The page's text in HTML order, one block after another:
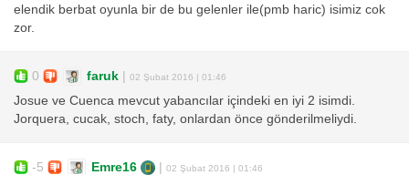
elendik berbat oyunla bir de bu gelenler ile(pmb haric) isimiz cok
zor.
0 faruk 02 Şubat 2016 | 01:46
Josue ve Cuenca mevcut yabancılar içindeki en iyi 2 isimdi.
Jorquera, cucak, stoch, faty, onlardan önce gönderilmeliydi.
-5 Emre16 02 Şubat 2016 | 01:46